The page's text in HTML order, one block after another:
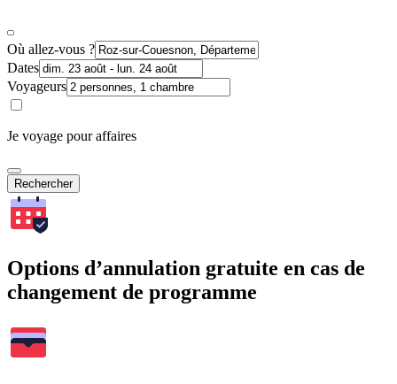
Où allez-vous ?
Dates
Voyageurs
Je voyage pour affaires
Rechercher
Options d’annulation gratuite en cas de
changement de programme